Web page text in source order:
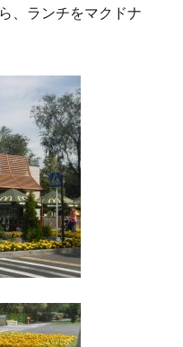
、ランチをマクドナ